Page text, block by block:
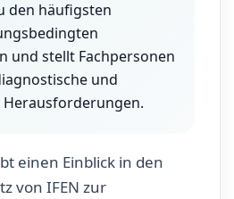
den häufigsten
und stellt Fachpersonen
und
einen Einblick in den
von IFEN zur